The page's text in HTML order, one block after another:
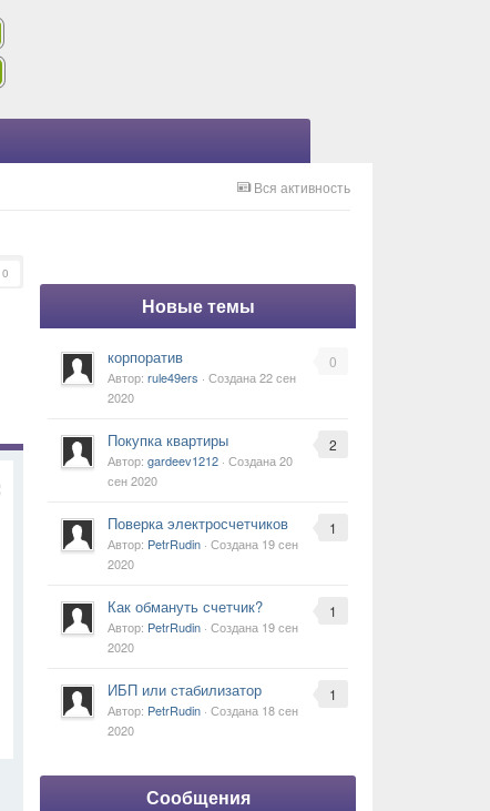
Вся активность
0
Новые темы
0
корпоратив
Автор: rule49ers · Создана22 сен
2020
2
Покупка квартиры
Автор: gardeev1212 · Создана20
сен 2020
1
Поверка электросчетчиков
Автор: PetrRudin · Создана 19 сен
2020
1
Как обмануть счетчик?
Автор: PetrRudin · Создана 19 сен
2020
1
ИБП или стабилизатор
Автор: PetrRudin · Создана 18 сен
2020
Сообщения